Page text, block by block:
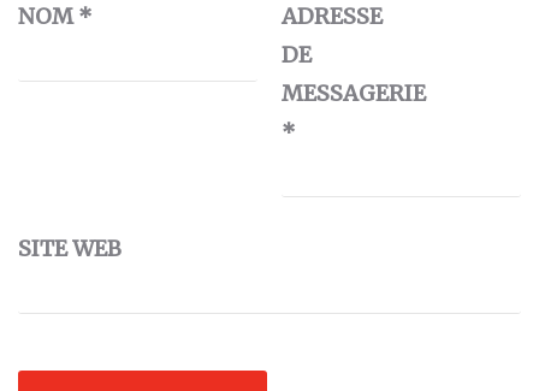
NOM*
ADRESSE
DE
MESSAGERIE
*
SITE WEB